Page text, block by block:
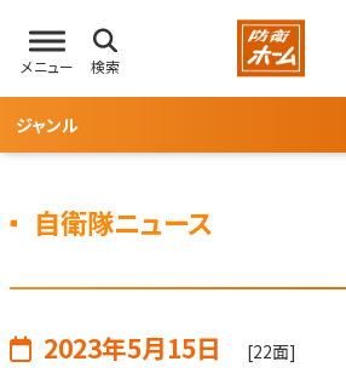
メニュー 検索
ジャンル
自衛隊ニュース
2023年5月15日 [22面]